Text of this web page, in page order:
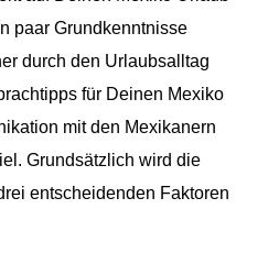
paar Grundkenntnisse
durch den Urlaubsalltag
für Deinen Mexiko
mit den Mexikanern
Grundsätzlich wird die
entscheidenden Faktoren